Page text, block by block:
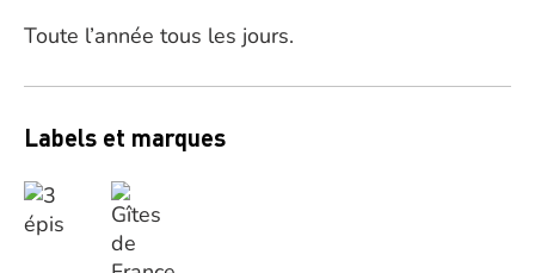
Toute l’année tous les jours.
Labels et marques